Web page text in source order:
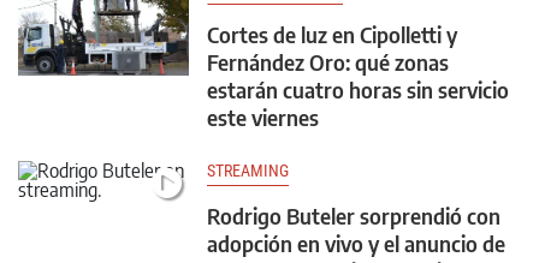
Cortes de luz en Cipolletti y
Fernández Oro: qué zonas
estarán cuatro horas sin servicio
este viernes
STREAMING
Rodrigo Buteler sorprendió con
adopción en vivo y el anuncio de